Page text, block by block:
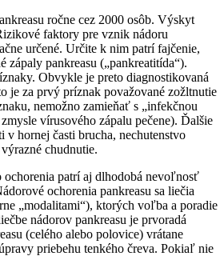
ročne cez 2000 osôb. Výskyt
faktory pre vznik nádoru
určené. Určite k nim patrí fajčenie,
zápaly pankreasu („pankreatitída“).
Obvykle je preto diagnostikovaná
je za prvý príznak považované zožltnutie
nemožno zamieňať s „infekčnou
vírusového zápalu pečene). Ďalšie
v hornej časti brucha, nechutenstvo
chudnutie.
patrí aj dlhodobá nevoľnosť
ochorenia pankreasu sa liečia
„modalitami“), ktorých voľba a poradie
nádorov pankreasu je prvoradá
(celého alebo polovice) vrátane
priebehu tenkého čreva. Pokiaľ nie